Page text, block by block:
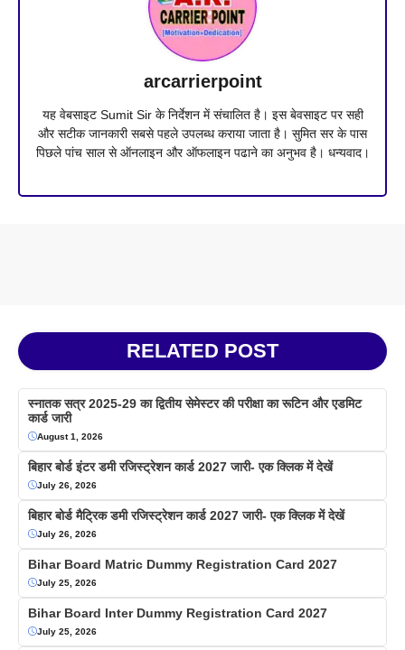
arcarrierpoint
यह वेबसाइट Sumit Sir के निर्देशन में संचालित है। इस बेवसाइट पर सही
और सटीक जानकारी सबसे पहले उपलब्ध कराया जाता है। सुमित सर के पास
पिछले पांच साल से ऑनलाइन और ऑफलाइन पढाने का अनुभव है। धन्यवाद।
RELATED POST
स्नातक सत्र 2025-29 का द्वितीय सेमेस्टर की परीक्षा का रूटिन और एडमिट
कार्ड जारी
August 1, 2026
बिहार बोर्ड इंटर डमी रजिस्ट्रेशन कार्ड 2027 जारी- एक क्लिक में देखें
July 26, 2026
बिहार बोर्ड मैट्रिक डमी रजिस्ट्रेशन कार्ड 2027 जारी- एक क्लिक में देखें
July 26, 2026
Bihar Board Matric Dummy Registration Card 2027
July 25, 2026
Bihar Board Inter Dummy Registration Card 2027
July 25, 2026